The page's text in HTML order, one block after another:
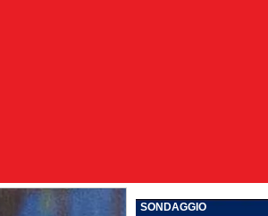
SONDAGGIO